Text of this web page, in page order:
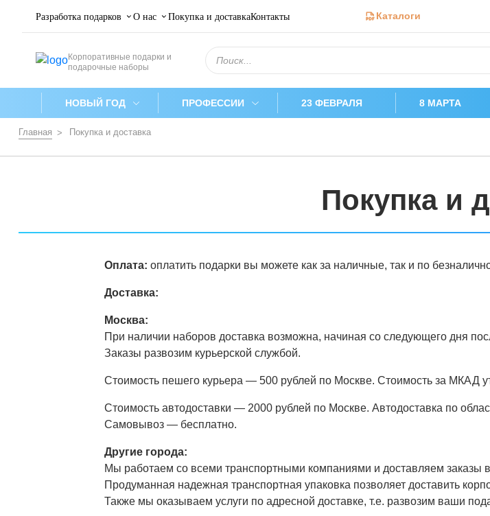
Разработка подарков О нас Покупка и доставкаКонтакты Каталоги
Корпоративные подарки и
подарочные наборы
Поиск
товаров
НОВЫЙ ГОД ПРОФЕССИИ 23 ФЕВРАЛЯ 8 МАРТА
Главная Покупка и доставка
Покупка и
Оплата: оплатить подарки вы можете как за наличные, так и по
Доставка:
Москва:
При наличии наборов доставка возможна, начиная со следующего дня
Заказы развозим курьерской службой.
Стоимость пешего курьера — 500 рублей по Москве. Стоимость за МКАД
Стоимость автодоставки — 2000 рублей по Москве. Автодоставка по
Самовывоз — бесплатно.
Другие города:
Мы работаем со всеми транспортными компаниями и доставляем заказы
Продуманная надежная транспортная упаковка позволяет доставить
Также мы оказываем услуги по адресной доставке, т.е. развозим ваши